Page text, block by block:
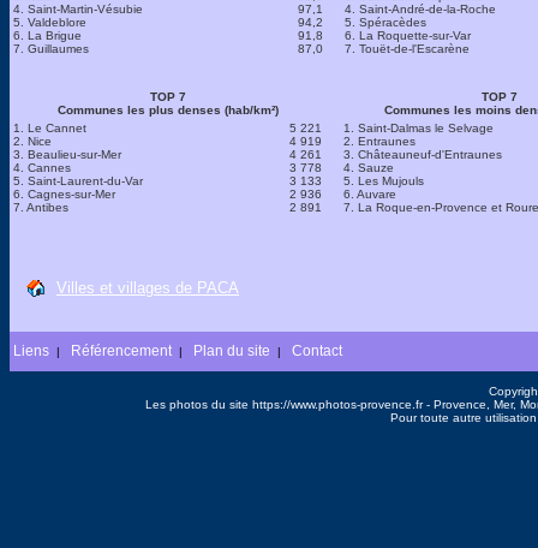
4. Saint-Martin-Vésubie
5. Valdeblore
6. La Brigue
7. Guillaumes
97,1
94,2
91,8
87,0
4. Saint-André-de-la-Roche
5. Spéracèdes
6. La Roquette-sur-Var
7. Touët-de-l'Escarène
TOP 7
Communes les plus denses (hab/km²)
TOP 7
Communes les moins
1. Le Cannet
2. Nice
3. Beaulieu-sur-Mer
4. Cannes
5. Saint-Laurent-du-Var
6. Cagnes-sur-Mer
7. Antibes
5 221
4 919
4 261
3 778
3 133
2 936
2 891
1. Saint-Dalmas le Selvage
2. Entraunes
3. Châteauneuf-d'Entraunes
4. Sauze
5. Les Mujouls
6. Auvare
7. La Roque-en-Provence et Roure
Villes et villages de PACA
Liens Référencement| Plan du site Contact
Les photos du site https://www.photos-provence.fr - Provence, Mer,
Pour toute autre